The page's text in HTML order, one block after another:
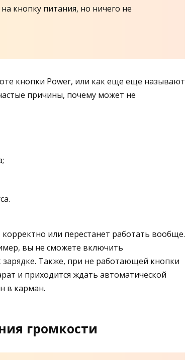
кнопку питания, но ничего не
кнопки Power, или как еще еще называют
причины, почему может не
или перестанет работать вообще.
вы не сможете включить
Также, при не работающей кнопки
и приходится ждать автоматической
в карман.
громкости